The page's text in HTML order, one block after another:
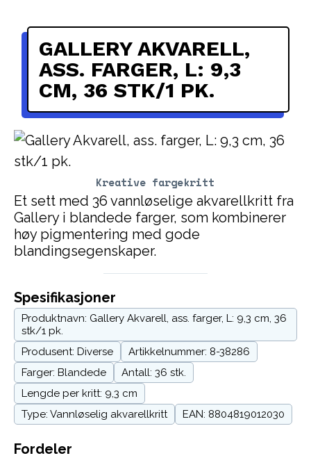
Kreative fargekritt
GALLERY AKVARELL,
ASS. FARGER, L: 9,3
CM, 36 STK/1 PK.
Et sett med 36 vannløselige akvarellkritt fra
Gallery i blandede farger, som kombinerer
høy pigmentering med gode
blandingsegenskaper.
Fordeler
Spesifikasjoner
Produktnavn: Gallery Akvarell, ass. farger, L: 9,3 cm, 36
stk/1 pk.
Produsent: Diverse
Artikkelnummer: 8-38286
Farger: Blandede
Antall: 36 stk.
Lengde per kritt: 9,3 cm
Type: Vannløselig akvarellkritt
EAN: 8804819012030